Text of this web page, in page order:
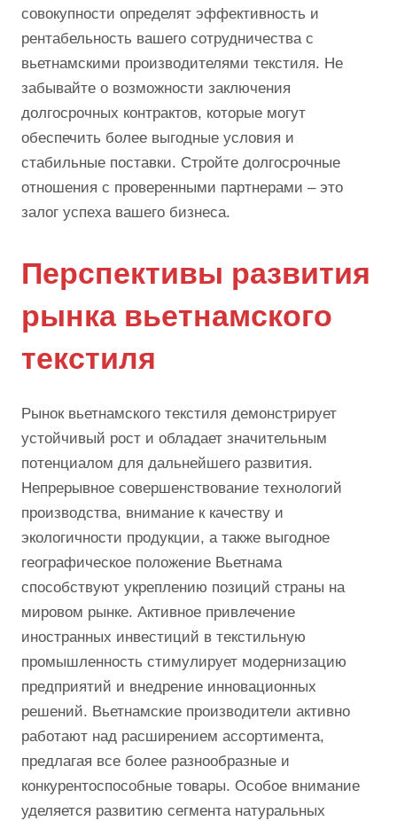
совокупности определят эффективность и
рентабельность вашего сотрудничества с
вьетнамскими производителями текстиля. Не
забывайте о возможности заключения
долгосрочных контрактов, которые могут
обеспечить более выгодные условия и
стабильные поставки. Стройте долгосрочные
отношения с проверенными партнерами – это
залог успеха вашего бизнеса.
Перспективы развития
рынка вьетнамского
текстиля
Рынок вьетнамского текстиля демонстрирует
устойчивый рост и обладает значительным
потенциалом для дальнейшего развития.
Непрерывное совершенствование технологий
производства, внимание к качеству и
экологичности продукции, а также выгодное
географическое положение Вьетнама
способствуют укреплению позиций страны на
мировом рынке. Активное привлечение
иностранных инвестиций в текстильную
промышленность стимулирует модернизацию
предприятий и внедрение инновационных
решений. Вьетнамские производители активно
работают над расширением ассортимента,
предлагая все более разнообразные и
конкурентоспособные товары. Особое внимание
уделяется развитию сегмента натуральных